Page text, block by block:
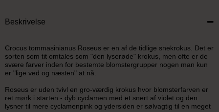
Beskrivelse
Crocus tommasinianus Roseus er en af de tidlige snekrokus. Det er
sorten som tit omtales som "den lyserøde" krokus, men ofte er de
svære farver inden for bestemte blomstergrupper nogen man kun
er "lige ved og næsten" at nå.
Roseus er uden tvivl en gro-værdig krokus hvor blomsterfarven er
ret mørk i starten - dyb cyclamen med et snert af violet og den
lysner til mere cyclamenpink og ydersiden er sølvagtig til en meget